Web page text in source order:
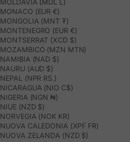
MOLDAVIA (MDL L)
MONACO (EUR €)
MONGOLIA (MNT ₮)
MONTENEGRO (EUR €)
MONTSERRAT (XCD $)
MOZAMBICO (MZN MTN)
NAMIBIA (NAD $)
NAURU (AUD $)
NEPAL (NPR RS.)
NICARAGUA (NIO C$)
NIGERIA (NGN ₦)
NIUE (NZD $)
NORVEGIA (NOK KR)
NUOVA CALEDONIA (XPF FR)
NUOVA ZELANDA (NZD $)